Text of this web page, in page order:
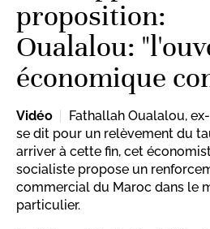
proposition:
Oualalou:
économique
Vidéo
Fathallah Oualalou,
se dit pour un relèvement du
arriver à cette fin, cet
socialiste propose un
commercial du Maroc dans le
particulier.